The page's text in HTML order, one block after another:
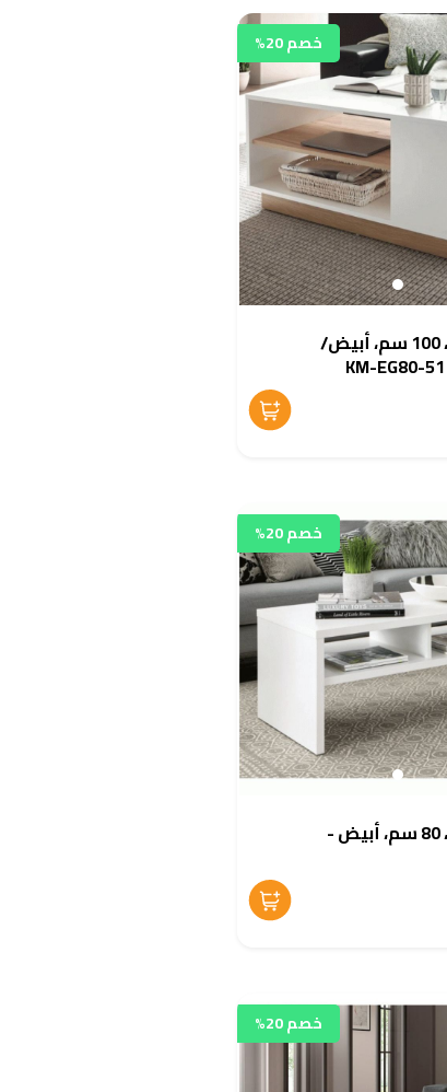
خصم 20%
طاولة قهوة، 100 سم، أبيض/
خصم 20%
طاولة قهوة، 80 سم، أبيض -
خصم 20%